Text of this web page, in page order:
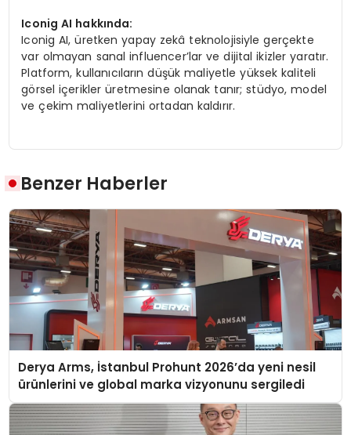
Iconig AI hakkında:
Iconig AI, üretken yapay zekâ teknolojisiyle gerçekte
var olmayan sanal influencer’lar ve dijital ikizler yaratır.
Platform, kullanıcıların düşük maliyetle yüksek kaliteli
görsel içerikler üretmesine olanak tanır; stüdyo, model
ve çekim maliyetlerini ortadan kaldırır.
Benzer Haberler
Derya Arms, İstanbul Prohunt 2026’da yeni nesil
ürünlerini ve global marka vizyonunu sergiledi